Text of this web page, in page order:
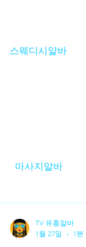
스웨디시알바
마사지알바
TV 유흥알바
1월 27일
1분